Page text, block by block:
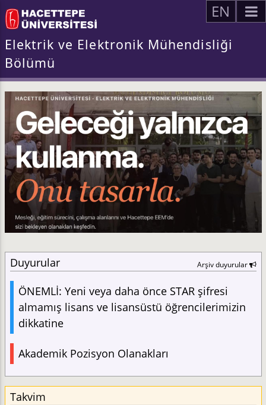
EN
Elektrik ve Elektronik Mühendisliği
Bölümü
Duyurular Arşiv duyurular
ÖNEMLİ: Yeni veya daha önce STAR şifresi
almamış lisans ve lisansüstü öğrencilerimizin
dikkatine
Akademik Pozisyon Olanakları
Takvim